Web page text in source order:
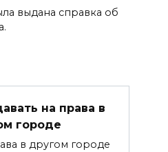
выдана справка об
на права в
городе
в другом городе